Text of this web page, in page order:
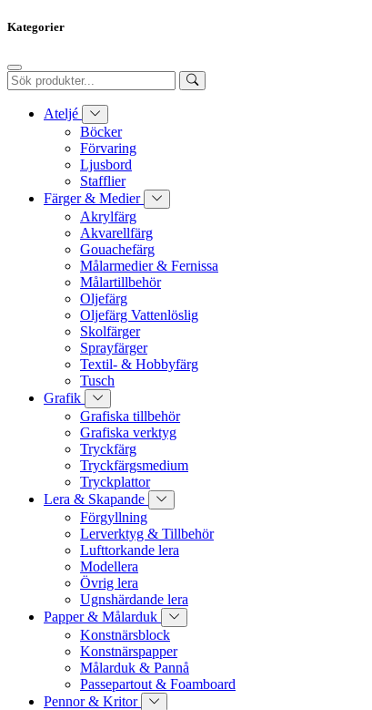
Kategorier
Ateljé
Böcker
Förvaring
Ljusbord
Stafflier
Färger & Medier
Akrylfärg
Akvarellfärg
Gouachefärg
Målarmedier & Fernissa
Målartillbehör
Oljefärg
Oljefärg Vattenlöslig
Skolfärger
Sprayfärger
Textil- & Hobbyfärg
Tusch
Grafik
Grafiska tillbehör
Grafiska verktyg
Tryckfärg
Tryckfärgsmedium
Tryckplattor
Lera & Skapande
Förgyllning
Lerverktyg & Tillbehör
Lufttorkande lera
Modellera
Övrig lera
Ugnshärdande lera
Papper & Målarduk
Konstnärsblock
Konstnärspapper
Målarduk & Pannå
Passepartout & Foamboard
Pennor & Kritor